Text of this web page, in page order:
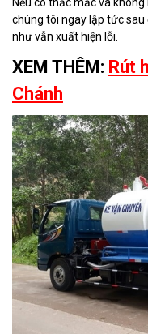
Nếu có thắc mắc và
chúng tôi ngay lập tức sau
như vẫn xuất hiện lỗi.
XEM THÊM: Rút
Chánh